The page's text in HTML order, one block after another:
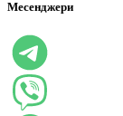
Месенджери